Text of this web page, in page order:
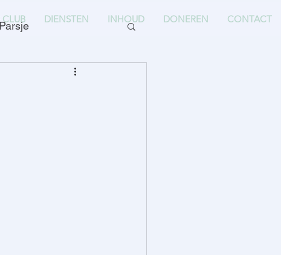
CLUB DIENSTEN INHOUD DONEREN CONTACT